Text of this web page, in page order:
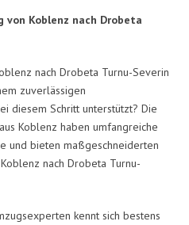
von Koblenz nach Drobeta
nach Drobeta Turnu-Severin
zuverlässigen
diesem Schritt unterstützt? Die
Koblenz haben umfangreiche
und bieten maßgeschneiderten
nach Drobeta Turnu-
kennt sich bestens